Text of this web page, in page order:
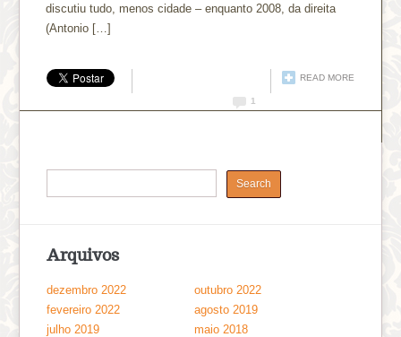
discutiu tudo, menos cidade – enquanto 2008, da direita
(Antonio […]
READ MORE
1
Arquivos
dezembro 2022
outubro 2022
fevereiro 2022
agosto 2019
julho 2019
maio 2018